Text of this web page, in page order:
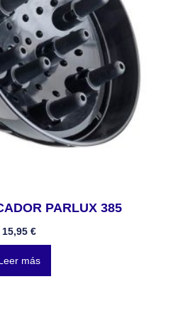
PARLUX 385
15,95 €
más